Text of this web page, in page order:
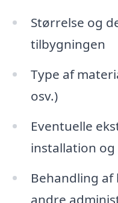
Størrelse og
tilbygningen
Type af
osv.)
Eventuelle
installation
Behandling
andre